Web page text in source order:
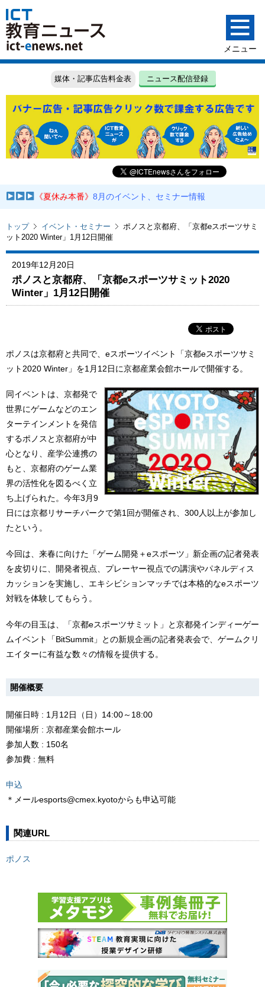
媒体・記事広告料金表 ニュース配信登録
《夏休み本番》8月のイベント、セミナー情報
トップ イベント・セミナー
ポノスと京都府、「京都eスポーツサミ
ット2020 Winter」1月12日開催
2019年12月20日
ポノスと京都府、「京都eスポーツサミット2020
Winter」1月12日開催
ポノスは京都府と共同で、eスポーツイベント「京都eスポーツサミ
ット2020 Winter」を1月12日に京都産業会館ホールで開催する。
同イベントは、京都発で
世界にゲームなどのエン
ターテインメントを発信
するポノスと京都府が中
心となり、産学公連携の
もと、京都府のゲーム業
界の活性化を図るべく立
ち上げられた。今年3月9
日には京都リサーチパークで第1回が開催され、300人以上が参加し
たという。
今回は、来春に向けた「ゲーム開発＋eスポーツ」新企画の記者発表
を皮切りに、開発者視点、プレーヤー視点での講演やパネルディス
カッションを実施し、エキシビションマッチでは本格的なeスポーツ
対戦を体験してもらう。
今年の目玉は、「京都eスポーツサミット」と京都発インディーゲー
ムイベント「BitSummit」との新規企画の記者発表会で、ゲームクリ
エイターに有益な数々の情報を提供する。
開催概要
開催日時 : 1月12日（日）14:00～18:00
開催場所 : 京都産業会館ホール
参加人数 : 150名
参加費 : 無料
申込
＊メールesports@cmex.kyotoからも申込可能
関連URL
ポノス